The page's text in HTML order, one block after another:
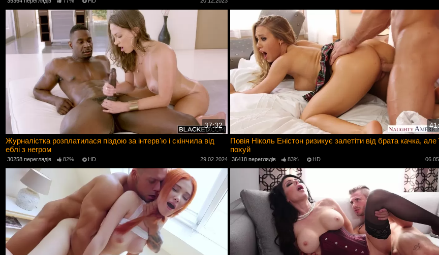
37:32
Журналістка розплатилася піздою за інтерв'ю і скінчила від
еблі з негром
30258 переглядів 82% HD 29.02.2024
Повія Ніколь Еністон ризикує залетіти від брата качка, але
похуй
36418 переглядів 83% HD